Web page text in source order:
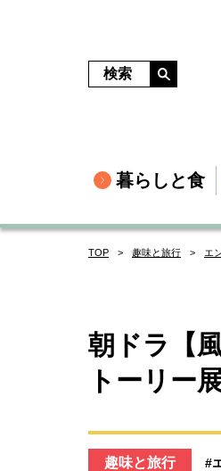
暮らしと食
TOP 趣味と旅行 エ
朝ドラ【
トーリー
趣味と旅行 #